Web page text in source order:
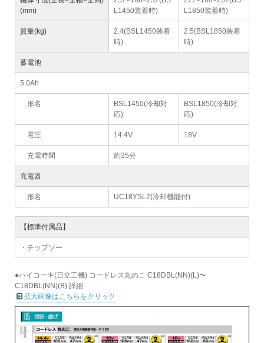
(mm)
L1450装着時)
L1850装着時)
質量(kg)
2.4(BSL1450装着
時)
2.5(BSL1850装着
時)
蓄電池
5.0Ah
形名
BSL1450(冷却対
応)
BSL1850(冷却対
応)
電圧 14.4V 18V
充電時間 約35分
充電器
形名 UC18YSL2(冷却機能付)
【標準付属品】
・チップソー
●ハイコーキ(日立工機) コードレス丸のこ C18DBL(NN)(L)〜
C18DBL(NN)(B) 詳細
拡大画像はこちらをクリック